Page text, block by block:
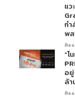
แว
กำ
พล
“โ
อ
ล้